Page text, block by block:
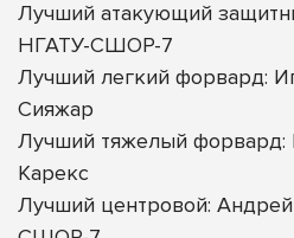
Лучший атакующий
НГАТУ-СШОР-7
Лучший легкий форвард:
Сияжар
Лучший тяжелый форвард:
Карекс
Лучший центровой: